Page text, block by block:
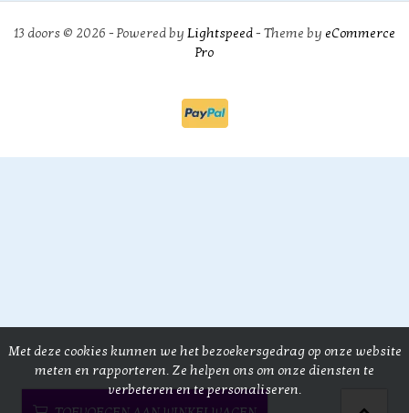
13 doors © 2026 - Powered by Lightspeed- Theme by eCommerce
Pro
Met deze cookies kunnen we het bezoekersgedrag op onze website
meten en rapporteren. Ze helpen ons om onze diensten te
verbeteren en te personaliseren.